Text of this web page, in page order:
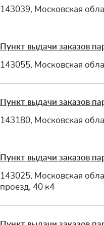
143039, Московская
Пункт выдачи заказов
143055, Московская
Пункт выдачи заказов
143180, Московская
Пункт выдачи заказов
143025, Московская
проезд, 40 к4